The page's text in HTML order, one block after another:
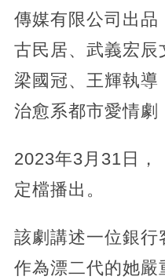
傳媒有限公司出品
古民居、武義宏辰
梁國冠、王輝執導
治愈系都市愛情劇
2023年3月31日，
定檔播出。
該劇講述一位銀行
作為漂二代的她嚴